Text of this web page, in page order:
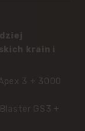
krain i
3 + 3000
GS3 +